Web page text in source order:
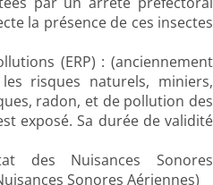
la présence de ces insectes
(ERP) : (anciennement
risques naturels, miniers,
radon, et de pollution des
exposé. Sa durée de validité
des Nuisances Sonores
Sonores Aériennes)